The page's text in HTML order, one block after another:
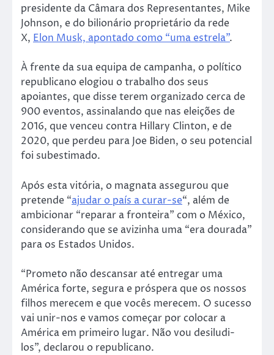
presidente da Câmara dos Representantes, Mike
Johnson, e do bilionário proprietário da rede
X, Elon Musk, apontado como “uma estrela”.
À frente da sua equipa de campanha, o político
republicano elogiou o trabalho dos seus
apoiantes, que disse terem organizado cerca de
900 eventos, assinalando que nas eleições de
2016, que venceu contra Hillary Clinton, e de
2020, que perdeu para Joe Biden, o seu potencial
foi subestimado.
Após esta vitória, o magnata assegurou que
pretende “ajudar o país a curar-se“, além de
ambicionar “reparar a fronteira” com o México,
considerando que se avizinha uma “era dourada”
para os Estados Unidos.
“Prometo não descansar até entregar uma
América forte, segura e próspera que os nossos
filhos merecem e que vocês merecem. O sucesso
vai unir-nos e vamos começar por colocar a
América em primeiro lugar. Não vou desiludi-
los”, declarou o republicano.